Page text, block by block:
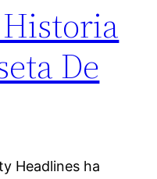
De
Headlines ha